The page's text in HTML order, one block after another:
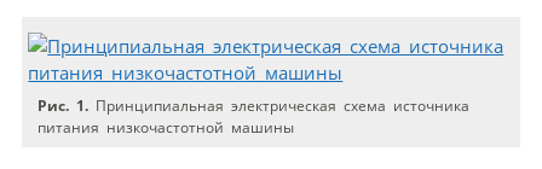
Рис. 1. Принципиальная электрическая схема источника
питания низкочастотной машины